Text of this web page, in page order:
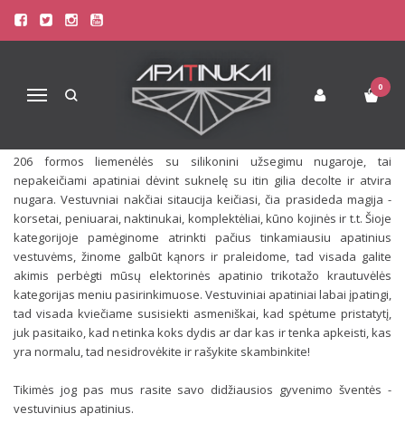
Navigacija
0
VESTUVINIS APATINIS TRIKOTAŽAS
Skaitė 11484
Vestuvės baltos spalvos šventė, tad ir apatinis trikotažas damai turi
būti baltos spalvos arba kūno jei reikia nepastebimų apatinių po
206 formos liemenėlės su silikonini užsegimu nugaroje, tai
nepakeičiami apatiniai dėvint suknelę su itin gilia decolte ir atvira
nugara. Vestuvniai nakčiai sitaucija keičiasi, čia prasideda magija -
korsetai, peniuarai, naktinukai, komplektėliai, kūno kojinės ir t.t. Šioje
kategorijoje pamėginome atrinkti pačius tinkamiausiu apatinius
vestuvėms, žinome galbūt kąnors ir praleidome, tad visada galite
akimis perbėgti mūsų elektorinės apatinio trikotažo krautuvėlės
kategorijas meniu pasirinkimuose. Vestuviniai apatiniai labai įpatingi,
tad visada kviečiame susisiekti asmeniškai, kad spėtume pristatytį,
juk pasitaiko, kad netinka koks dydis ar dar kas ir tenka apkeisti, kas
yra normalu, tad nesidrovėkite ir rašykite skambinkite!
Tikimės jog pas mus rasite savo didžiausios gyvenimo šventės -
vestuvinius apatinius.